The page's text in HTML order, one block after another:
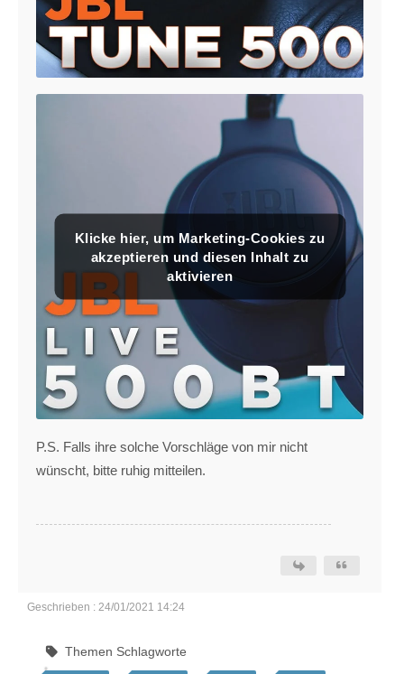
Klicke hier, um Marketing-Cookies zu
akzeptieren und diesen Inhalt zu
aktivieren
P.S. Falls ihre solche Vorschläge von mir nicht
wünscht, bitte ruhig mitteilen.
Geschrieben : 24/01/2021 14:24
Themen Schlagworte